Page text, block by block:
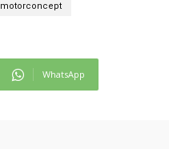
motorconcept
WhatsApp